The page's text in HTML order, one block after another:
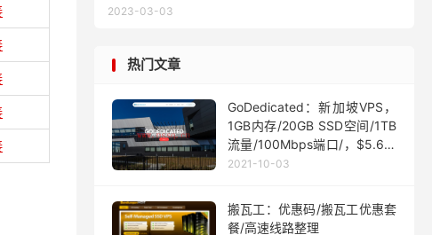
2023-03-03
热门文章
GoDedicated：新加坡VPS，
1GB内存/20GB SSD空间/1TB
流量/100Mbps端口/，$5.63/
月起
2021-10-03
搬瓦工：优惠码/搬瓦工优惠套
餐/高速线路整理